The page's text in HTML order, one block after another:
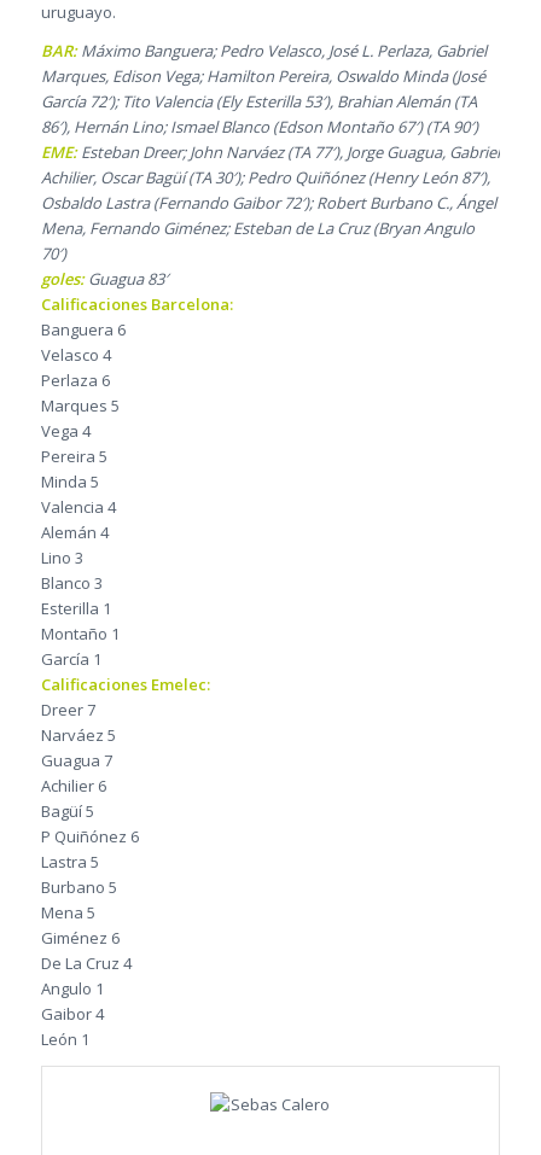
uruguayo.
BAR:Máximo Banguera; Pedro Velasco, José L. Perlaza, Gabriel
Marques, Edison Vega; Hamilton Pereira, Oswaldo Minda (José
García 72′); Tito Valencia (Ely Esterilla 53′), Brahian Alemán (TA
86′), Hernán Lino; Ismael Blanco (Edson Montaño 67′) (TA 90′)
EME:Esteban Dreer; John Narváez (TA 77′), Jorge Guagua, Gabriel
Achilier, Oscar Bagüí (TA 30′); Pedro Quiñónez (Henry León 87′),
Osbaldo Lastra (Fernando Gaibor 72′); Robert Burbano C., Ángel
Mena, Fernando Giménez; Esteban de La Cruz (Bryan Angulo
70′)
goles:Guagua 83′
Calificaciones Barcelona:
Banguera 6
Velasco 4
Perlaza 6
Marques 5
Vega 4
Pereira 5
Minda 5
Valencia 4
Alemán 4
Lino 3
Blanco 3
Esterilla 1
Montaño 1
García 1
Calificaciones Emelec:
Dreer 7
Narváez 5
Guagua 7
Achilier 6
Bagüí 5
P Quiñónez 6
Lastra 5
Burbano 5
Mena 5
Giménez 6
De La Cruz 4
Angulo 1
Gaibor 4
León 1